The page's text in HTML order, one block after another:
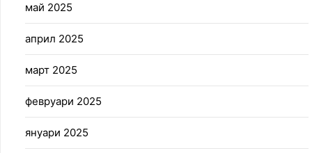
май 2025
април 2025
март 2025
февруари 2025
януари 2025